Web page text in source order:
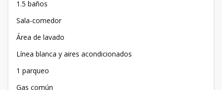
1.5 baños
Sala-comedor
Área de lavado
Línea blanca y aires acondicionados
1 parqueo
Gas común